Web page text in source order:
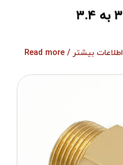
اطلاعات بیشتر / Read more